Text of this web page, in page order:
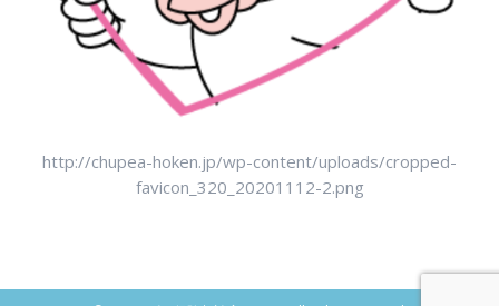
http://chupea-hoken.jp/wp-content/uploads/cropped-
favicon_320_20201112-2.png